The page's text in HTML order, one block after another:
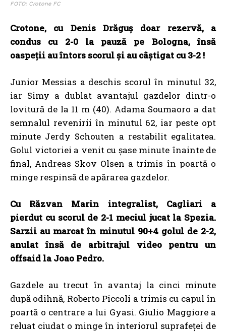
FOTO: Crotone FC
Crotone, cu Denis Drăguș doar rezervă, a
condus cu 2-0 la pauză pe Bologna, însă
oaspeții au întors scorul și au câștigat cu 3-2 !
Junior Messias a deschis scorul în minutul 32,
iar Simy a dublat avantajul gazdelor dintr-o
lovitură de la 11 m (40). Adama Soumaoro a dat
semnalul revenirii în minutul 62, iar peste opt
minute Jerdy Schouten a restabilit egalitatea.
Golul victoriei a venit cu șase minute înainte de
final, Andreas Skov Olsen a trimis în poartă o
minge respinsă de apărarea gazdelor.
Cu Răzvan Marin integralist, Cagliari a
pierdut cu scorul de 2-1 meciul jucat la Spezia.
Sarzii au marcat în minutul 90+4 golul de 2-2,
anulat însă de arbitrajul video pentru un
offsaid la Joao Pedro.
Gazdele au trecut în avantaj la cinci minute
după odihnă, Roberto Piccoli a trimis cu capul în
poartă o centrare a lui Gyasi. Giulio Maggiore a
reluat ciudat o minge în interiorul suprafeței de